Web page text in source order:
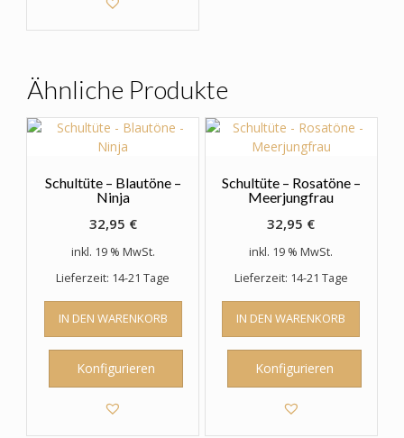
Optionen
können
auf
der
Produktseite
gewählt
werden
Ähnliche Produkte
Schultüte – Blautöne –
Ninja
32,95 €
inkl. 19 % MwSt.
Lieferzeit: 14-21 Tage
IN DEN WARENKORB
Konfigurieren
Schultüte – Rosatöne –
Meerjungfrau
32,95 €
inkl. 19 % MwSt.
Lieferzeit: 14-21 Tage
IN DEN WARENKORB
Konfigurieren